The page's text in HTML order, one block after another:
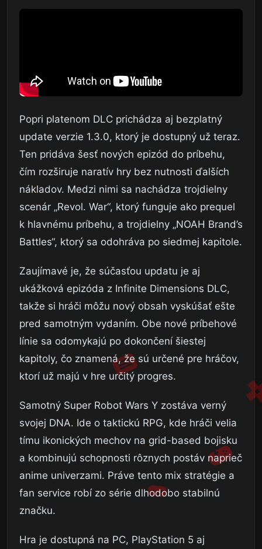
Popri platenom DLC prichádza aj bezplatný
update verzie 1.3.0, ktorý je dostupný už teraz.
Ten pridáva šesť nových epizód do príbehu,
čím rozširuje naratív hry bez nutnosti ďalších
nákladov. Medzi nimi sa nachádza trojdielny
scenár „Revol. War“, ktorý funguje ako prequel
k hlavnému príbehu, a trojdielny „NOAH Brand’s
Battles“, ktorý sa odohráva po siedmej kapitole.
Zaujímavé je, že súčasťou updatu je aj
ukážková epizóda z Infinite Dimensions DLC,
takže si hráči môžu nový obsah vyskúšať ešte
pred samotným vydaním. Obe nové príbehové
línie sa odomykajú po dokončení šiestej
kapitoly, čo znamená, že sú určené pre hráčov,
ktorí už majú v hre určitý progres.
Samotný Super Robot Wars Y zostáva verný
svojej DNA. Ide o taktickú RPG, kde hráči velia
tímu ikonických mechov na grid-based bojisku
a kombinujú schopnosti rôznych postáv naprieč
anime univerzami. Práve tento mix stratégie a
fan service robí zo série dlhodobo stabilnú
značku.
Hra je dostupná na PC, PlayStation 5 aj